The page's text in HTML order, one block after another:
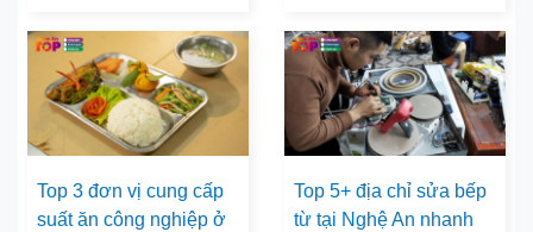
Top 3 đơn vị cung cấp
suất ăn công nghiệp ở
Top 5+ địa chỉ sửa bếp
từ tại Nghệ An nhanh